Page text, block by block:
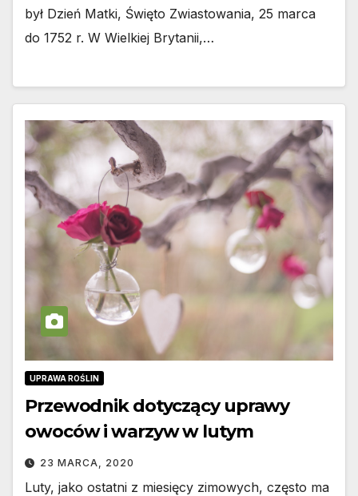
był Dzień Matki, Święto Zwiastowania, 25 marca
do 1752 r. W Wielkiej Brytanii,…
UPRAWA ROŚLIN
Przewodnik dotyczący uprawy
owoców i warzyw w lutym
23 MARCA, 2020
Luty, jako ostatni z miesięcy zimowych, często ma